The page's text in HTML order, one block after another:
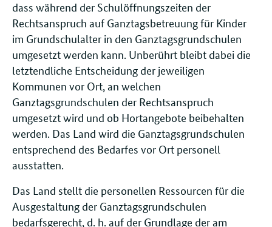
dass während der Schulöffnungszeiten der
Rechtsanspruch auf Ganztagsbetreuung für Kinder
im Grundschulalter in den Ganztagsgrundschulen
umgesetzt werden kann. Unberührt bleibt dabei die
letztendliche Entscheidung der jeweiligen
Kommunen vor Ort, an welchen
Ganztagsgrundschulen der Rechtsanspruch
umgesetzt wird und ob Hortangebote beibehalten
werden. Das Land wird die Ganztagsgrundschulen
entsprechend des Bedarfes vor Ort personell
ausstatten.
Das Land stellt die personellen Ressourcen für die
Ausgestaltung der Ganztagsgrundschulen
bedarfsgerecht, d. h. auf der Grundlage der am